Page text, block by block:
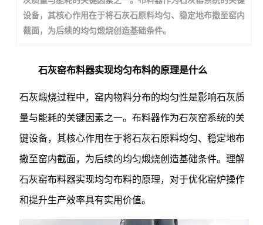
设备，其核心作用在于将石灰石原料均匀、稳定地布撒至窑内
截面，为后续的均匀煅烧创造基础条件。
石灰窑布料器实现均匀布料的原理是什么
石灰煅烧过程中，窑内物料分布的均匀性是影响石灰质
量与能耗的关键因素之一。布料器作为石灰窑系统的关
键设备，其核心作用在于将石灰石原料均匀、稳定地布
撒至窑内截面，为后续的均匀煅烧创造基础条件。理解
石灰窑布料器实现均匀布料的原理，对于优化窑炉操作
和提升生产效率具有实用价值。